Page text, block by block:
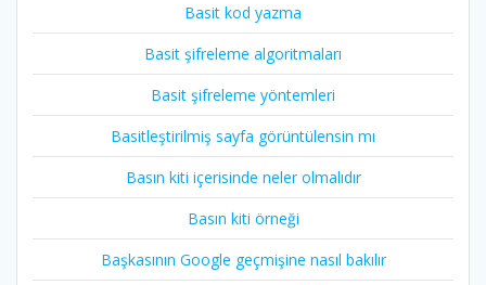
Basit kod yazma
Basit şifreleme algoritmaları
Basit şifreleme yöntemleri
Basitleştirilmiş sayfa görüntülensin mı
Basın kiti içerisinde neler olmalıdır
Basın kiti örneği
Başkasının Google geçmişine nasıl bakılır